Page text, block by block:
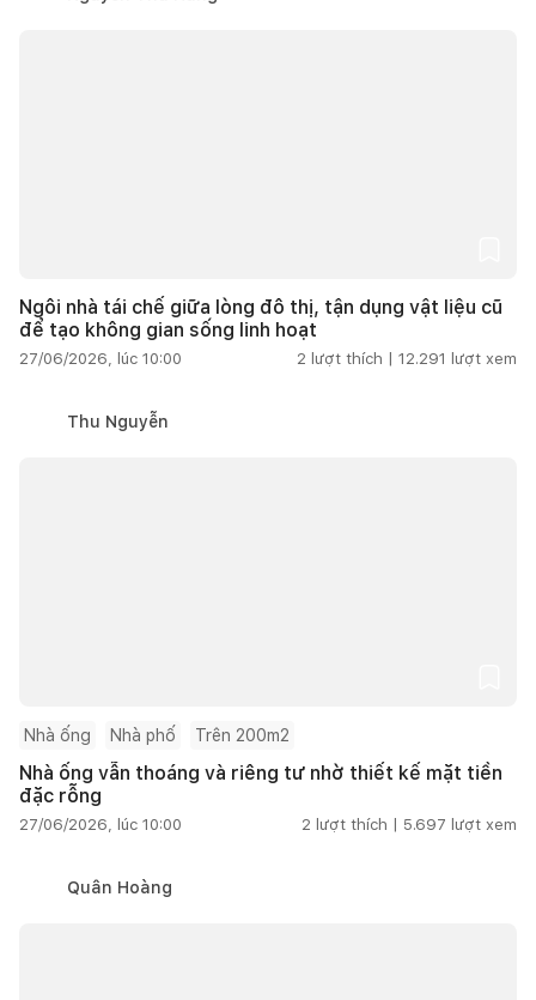
Ngôi nhà tái chế giữa lòng đô thị, tận dụng vật liệu cũ
để tạo không gian sống linh hoạt
27/06/2026, lúc 10:00 2 lượt thích | 12.291 lượt xem
Thu Nguyễn
Nhà ống Nhà phố Trên 200m2
Nhà ống vẫn thoáng và riêng tư nhờ thiết kế mặt tiền
đặc rỗng
27/06/2026, lúc 10:00 2 lượt thích | 5.697 lượt xem
Quân Hoàng